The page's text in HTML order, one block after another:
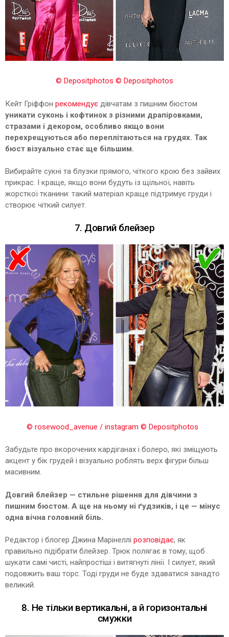
© Depositphotos © Depositphotos
Кейт Гріффон рекомендує дівчатам з пишним бюстом
уникати суконь і кофтинок з різними драпіровками,
стразами і декором, особливо якщо вони
перехрещуються або переплітаються на грудях. Так
бюст візуально стає ще більшим.
Вибирайте сукні та блузки прямого, чіткого крою без зайвих
прикрас. І краще, якщо вони будуть із щільної, навіть
жорсткої тканини: такий матеріал краще підтримує груди і
створює чіткий силует.
7. Довгий блейзер
© rosewood_avenue / instagram © Depositphotos
Забудьте про вкорочених кардіганах і болеро, які зміщують
акцент у бік грудей і візуально роблять верх фігури більш
масивним.
Довгий блейзер — стильне рішення для дівчини з
пишним бюстом. А ще на ньому ні ґудзиків, і це — мінус
одна вічна головний біль.
Редактор і блогер Джина Марінеллі розповідає, як
правильно підібрати блейзер. Трюк полягає в тому, щоб
шукати самі чисті, найпростіші і витягнуті лінії. І силует, який
подовжить ваш торс. Тоді груди не буде здаватися занадто
великий.
8. Не тільки вертикальні, а й горизонтальні
смужки